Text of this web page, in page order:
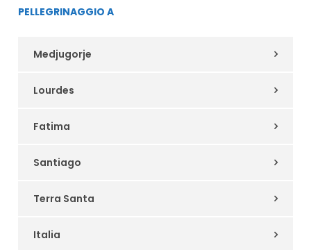
PELLEGRINAGGIO A
Medjugorje
Lourdes
Fatima
Santiago
Terra Santa
Italia